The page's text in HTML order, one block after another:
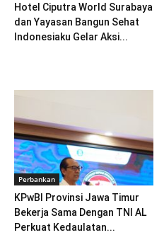
Hotel Ciputra World Surabaya
dan Yayasan Bangun Sehat
Indonesiaku Gelar Aksi...
Perbankan
KPwBI Provinsi Jawa Timur
Bekerja Sama Dengan TNI AL
Perkuat Kedaulatan...